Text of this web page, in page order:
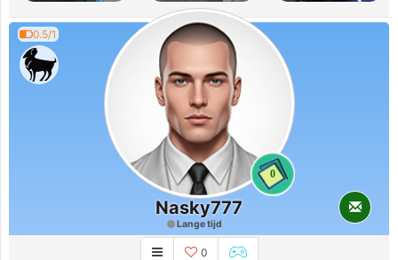
0.5/1
0
Nasky777
Lange tijd
0